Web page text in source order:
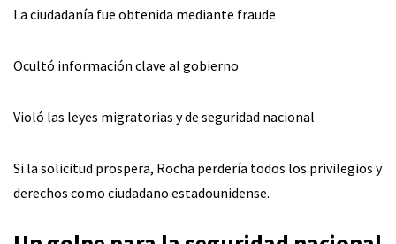
La ciudadanía fue obtenida mediante fraude
Ocultó información clave al gobierno
Violó las leyes migratorias y de seguridad nacional
Si la solicitud prospera, Rocha perdería todos los privilegios y
derechos como ciudadano estadounidense.